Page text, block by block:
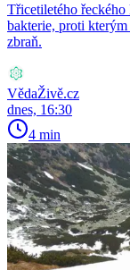
Třicetiletého
bakterie, proti
zbraň.
VědaŽivě.cz
dnes, 16:30
4 min